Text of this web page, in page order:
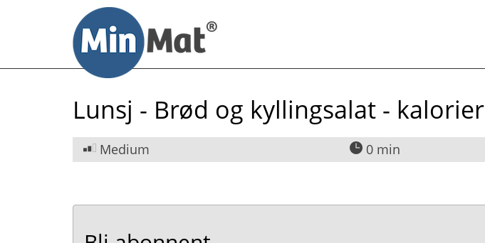
Lunsj - Brød og kyllingsalat - kalorier
Medium 0 min